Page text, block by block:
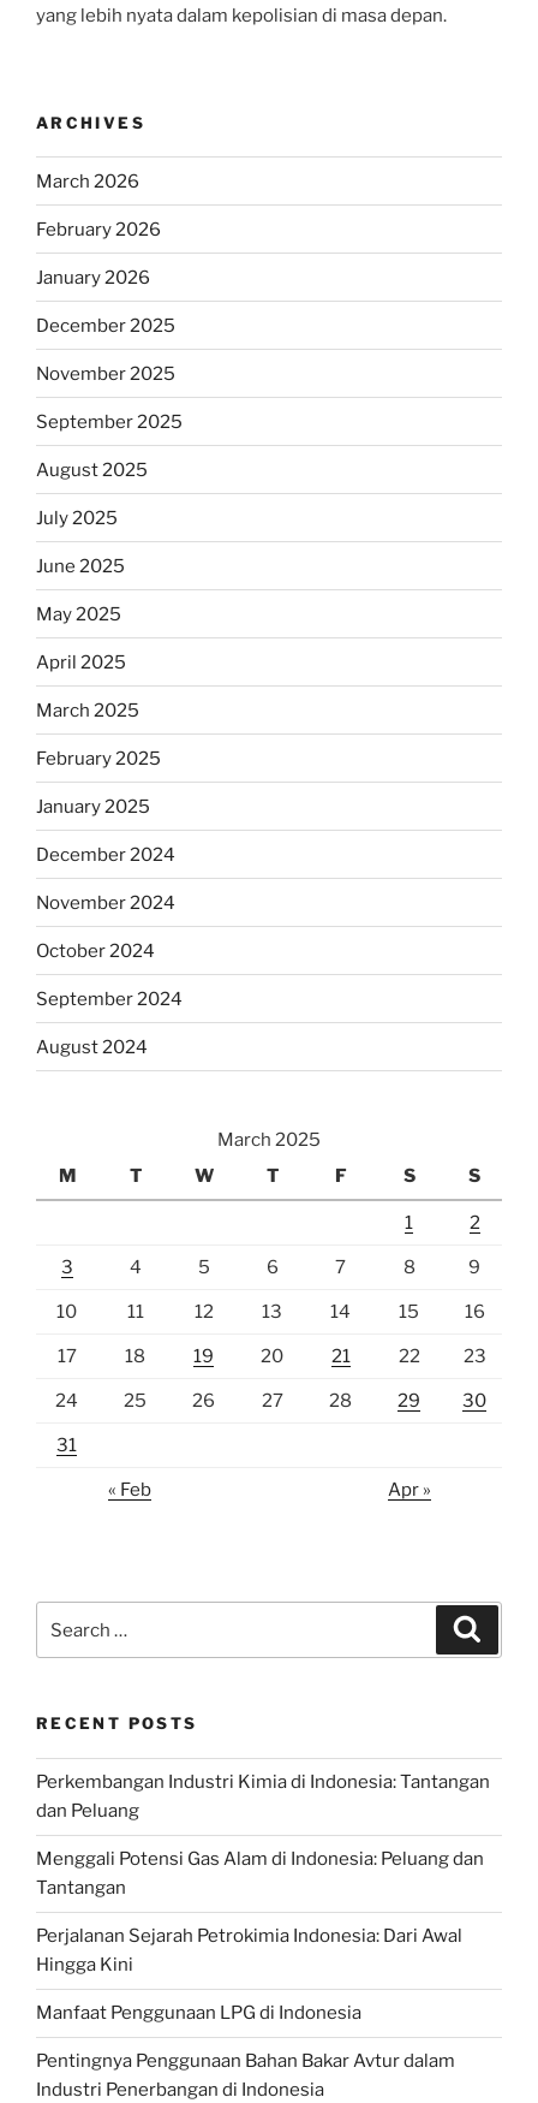
yang lebih nyata dalam kepolisian di masa depan.
ARCHIVES
March 2026
February 2026
January 2026
December 2025
November 2025
September 2025
August 2025
July 2025
June 2025
May 2025
April 2025
March 2025
February 2025
January 2025
December 2024
November 2024
October 2024
September 2024
August 2024
March 2025
M
T W T F S S
1 2
3 4 5 6 7 8 9
10 11 12 13 14 15 16
17 18 19 20 21 22 23
24 25 26 27 28 29 30
31
« Feb Apr »
for:
RECENT POSTS
Perkembangan Industri Kimia di Indonesia: Tantangan
dan Peluang
Menggali Potensi Gas Alam di Indonesia: Peluang dan
Tantangan
Perjalanan Sejarah Petrokimia Indonesia: Dari Awal
Hingga Kini
Manfaat Penggunaan LPG di Indonesia
Pentingnya Penggunaan Bahan Bakar Avtur dalam
Industri Penerbangan di Indonesia